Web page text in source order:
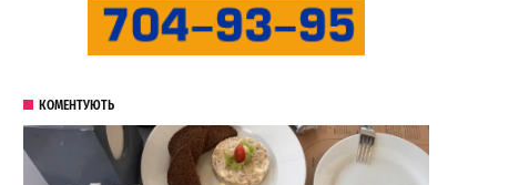
КОМЕНТУЮТЬ